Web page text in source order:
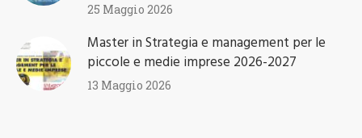
25 Maggio 2026
Master in Strategia e management per le
piccole e medie imprese 2026-2027
13 Maggio 2026